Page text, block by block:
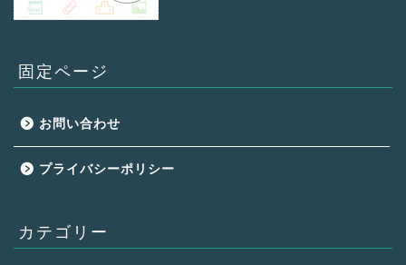
固定ページ
お問い合わせ
プライバシーポリシー
カテゴリー